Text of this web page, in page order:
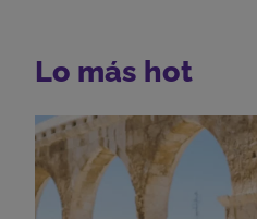
Lo más hot